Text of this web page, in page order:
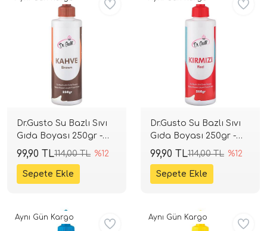
Dr.Gusto Su Bazlı Sıvı
Gıda Boyası 250gr -
Kahverengi
114,00 TL %12
99,90 TL
Dr.Gusto Su Bazlı Sıvı
Gıda Boyası 250gr -
Kırmızı
114,00 TL %12
99,90 TL
Aynı Gün Kargo Aynı Gün Kargo